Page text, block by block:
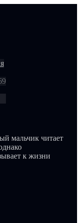
мальчик читает
к жизни